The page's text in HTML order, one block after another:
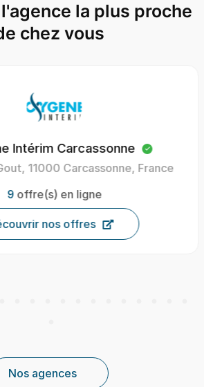
la plus proche
chez vous
Intérim Carcassonne
11000 Carcassonne, France
9offre(s) en ligne
nos offres
Nos agences